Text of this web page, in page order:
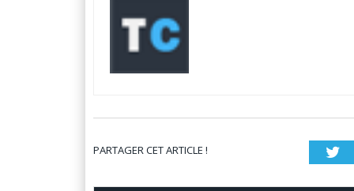
PARTAGER CET ARTICLE !